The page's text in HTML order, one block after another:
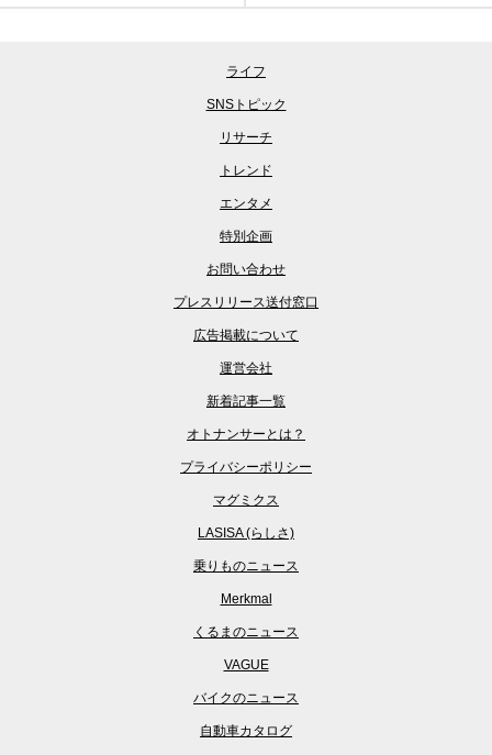
ライフ
SNSトピック
リサーチ
トレンド
エンタメ
特別企画
お問い合わせ
プレスリリース送付窓口
広告掲載について
運営会社
新着記事一覧
オトナンサーとは？
プライバシーポリシー
マグミクス
LASISA (らしさ)
乗りものニュース
Merkmal
くるまのニュース
VAGUE
バイクのニュース
自動車カタログ